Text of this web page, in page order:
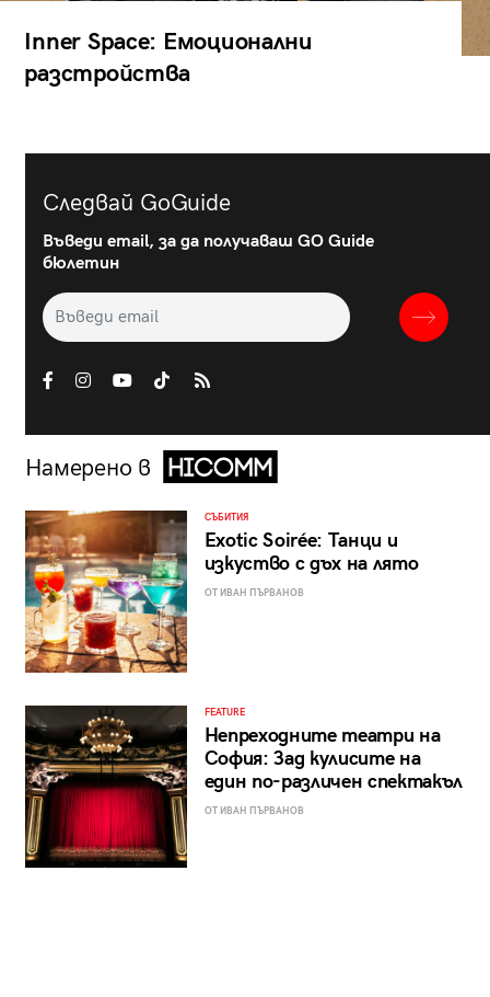
Inner Space: Емоционални
разстройства
Следвай GoGuide
Въведи email, за да получаваш GO Guide
бюлетин
Намерено в
СЪБИТИЯ
Exotic Soirée: Танци и
изкуство с дъх на лято
ОТ ИВАН ПЪРВАНОВ
FEATURE
Непреходните театри на
София: Зад кулисите на
един по-различен спектакъл
ОТ ИВАН ПЪРВАНОВ